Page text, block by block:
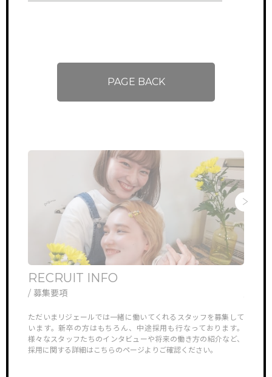
PAGE BACK
RECRUIT INFO
/ 募集要項
ただいまリジェールでは一緒に働いてくれるスタッフを募集して
います。新卒の方はもちろん、中途採用も行なっております。
様々なスタッフたちのインタビューや将来の働き方の紹介など、
採用に関する詳細はこちらのページよりご確認ください。